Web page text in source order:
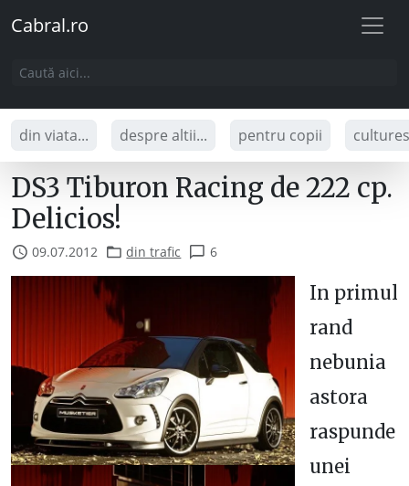
Cabral.ro
din viata... despre altii... pentru copii
DS3 Tiburon Racing de 222 cp.
Delicios!
09.07.2012 din trafic 6
In primul
rand
nebunia
astora
raspunde
unei